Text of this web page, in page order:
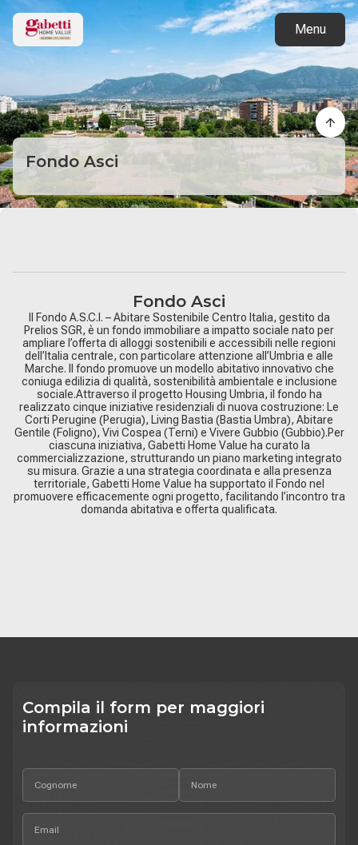
Menu
Torna ai progetti
Fondo Asci
Fondo Asci
Il Fondo A.S.C.I. – Abitare Sostenibile Centro Italia, gestito da
Prelios SGR, è un fondo immobiliare a impatto sociale nato per
ampliare l’offerta di alloggi sostenibili e accessibili nelle regioni
dell’Italia centrale, con particolare attenzione all’Umbria e alle
Marche. Il fondo promuove un modello abitativo innovativo che
coniuga edilizia di qualità, sostenibilità ambientale e inclusione
sociale.Attraverso il progetto Housing Umbria, il fondo ha
realizzato cinque iniziative residenziali di nuova costruzione: Le
Corti Perugine (Perugia), Living Bastia (Bastia Umbra), Abitare
Gentile (Foligno), Vivi Cospea (Terni) e Vivere Gubbio (Gubbio).Per
ciascuna iniziativa, Gabetti Home Value ha curato la
commercializzazione, strutturando un piano marketing integrato
su misura. Grazie a una strategia coordinata e alla presenza
territoriale, Gabetti Home Value ha supportato il Fondo nel
promuovere efficacemente ogni progetto, facilitando l’incontro tra
domanda abitativa e offerta qualificata.
Compila il form per maggiori
informazioni